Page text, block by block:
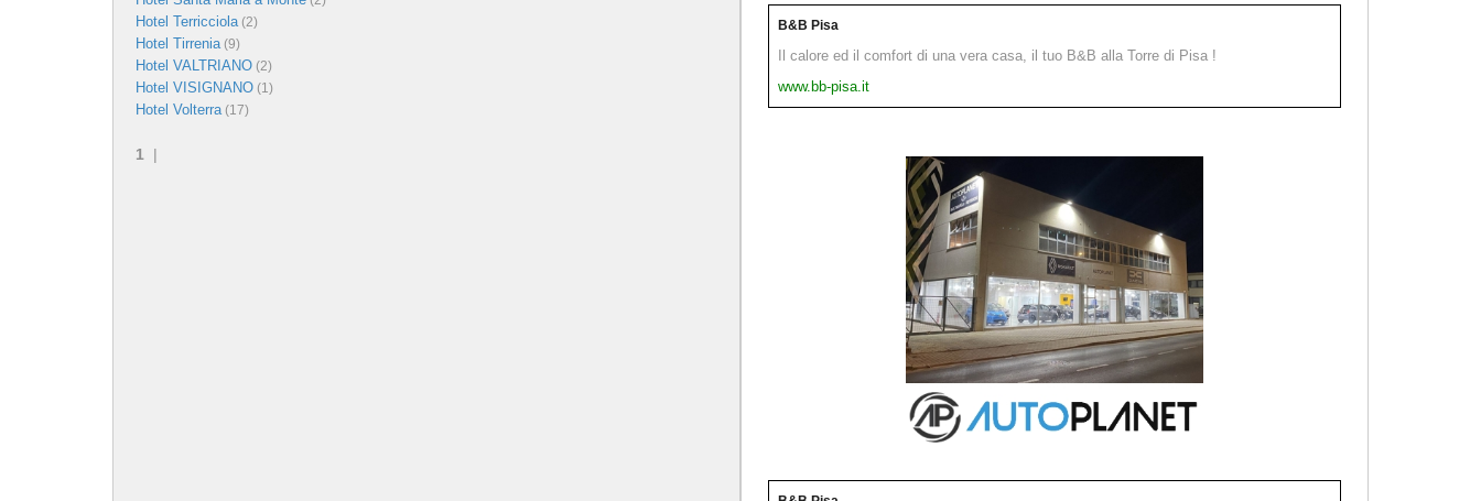
Hotel Terricciola(2)
Hotel Tirrenia(9)
Hotel VALTRIANO (2)
Hotel VISIGNANO (1)
Hotel Volterra(17)
1 |
B&B Pisa
Il calore ed il comfort di una vera casa, il tuo B&B alla Torre di Pisa !
www.bb-pisa.it